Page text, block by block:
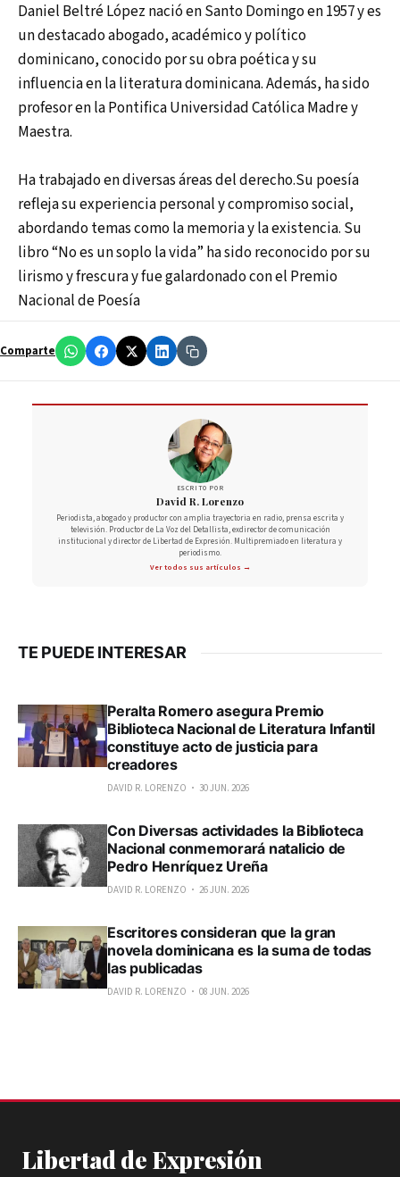
Daniel Beltré López nació en Santo Domingo en 1957 y es
un destacado abogado, académico y político
dominicano, conocido por su obra poética y su
influencia en la literatura dominicana. Además, ha sido
profesor en la Pontifica Universidad Católica Madre y
Maestra.
Ha trabajado en diversas áreas del derecho.Su poesía
refleja su experiencia personal y compromiso social,
abordando temas como la memoria y la existencia. Su
libro “No es un soplo la vida” ha sido reconocido por su
lirismo y frescura y fue galardonado con el Premio
Nacional de Poesía
Comparte
ESCRITO POR
David R. Lorenzo
Periodista, abogado y productor con amplia trayectoria en radio, prensa escrita y
televisión. Productor de La Voz del Detallista, exdirector de comunicación
institucional y director de Libertad de Expresión. Multipremiado en literatura y
periodismo.
Ver todos sus artículos →
TE PUEDE INTERESAR
Peralta Romero asegura Premio
Biblioteca Nacional de Literatura Infantil
constituye acto de justicia para
creadores
DAVID R. LORENZO 30 JUN. 2026
Con Diversas actividades la Biblioteca
Nacional conmemorará natalicio de
Pedro Henríquez Ureña
DAVID R. LORENZO 26 JUN. 2026
Escritores consideran que la gran
novela dominicana es la suma de todas
las publicadas
DAVID R. LORENZO 08 JUN. 2026
Libertad de Expresión